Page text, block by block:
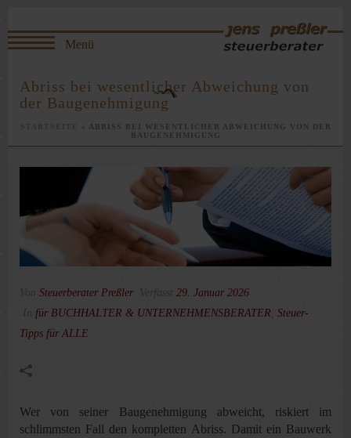
Abriss bei wesentlicher Abweichung von
der Baugenehmigung
»
ABRISS BEI WESENTLICHER ABWEICHUNG VON DER
BAUGENEHMIGUNG
Von Steuerberater Preßler Verfasst 29. Januar 2026
In für BUCHHALTER & UNTERNEHMENSBERATER Steuer-
Tipps für ALLE
Wer von seiner Baugenehmigung abweicht, riskiert im
schlimmsten Fall den kompletten Abriss. Damit ein Bauwerk